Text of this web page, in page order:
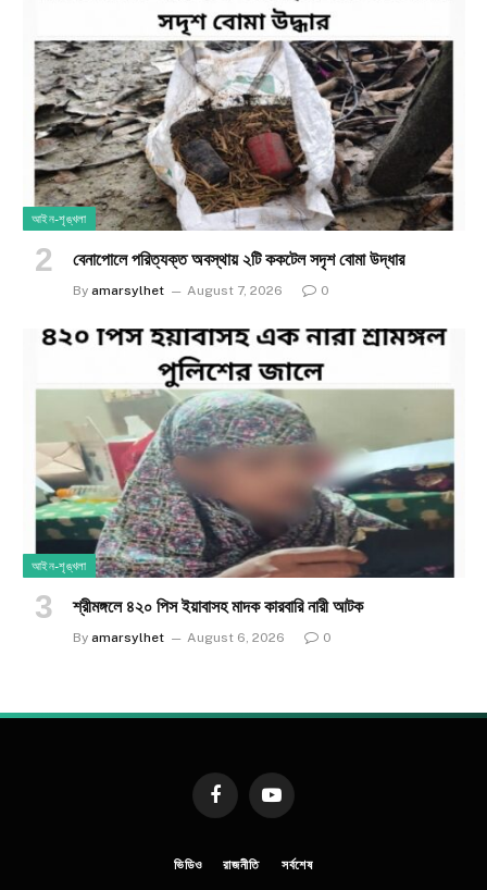
আইন-শৃঙ্খলা
​বেনাপোলে পরিত্যক্ত অবস্থায় ২টি ককটেল সদৃশ বোমা উদ্ধার
By amarsylhet August 7, 2026 0
আইন-শৃঙ্খলা
শ্রীমঙ্গলে ৪২০ পিস ইয়াবাসহ মাদক কারবারি নারী আটক
By amarsylhet August 6, 2026 0
FacebookYouTube
ভিডিও রাজনীতি সর্বশেষ